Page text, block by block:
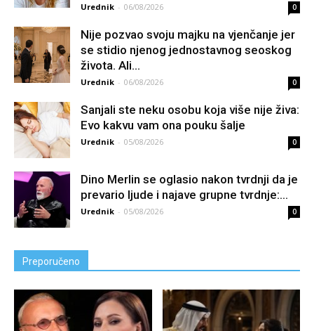
Urednik - 06/08/2026 0
Nije pozvao svoju majku na vjenčanje jer
se stidio njenog jednostavnog seoskog
života. Ali...
Urednik - 06/08/2026 0
Sanjali ste neku osobu koja više nije živa:
Evo kakvu vam ona pouku šalje
Urednik - 05/08/2026 0
Dino Merlin se oglasio nakon tvrdnji da je
prevario ljude i najave grupne tvrdnje:...
Urednik - 05/08/2026 0
Preporučeno